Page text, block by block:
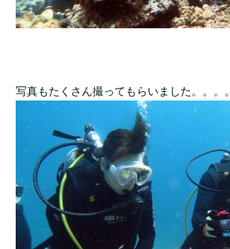
写真もたくさん撮ってもらいました。。。。